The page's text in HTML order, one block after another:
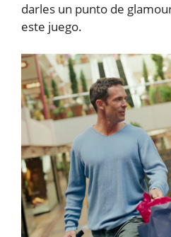
darles un punto de
este juego.